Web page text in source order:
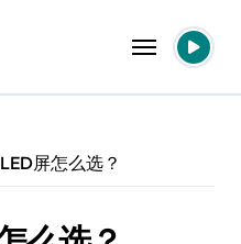
屏怎么选？